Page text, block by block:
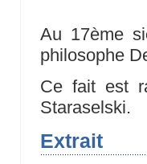
Au 17ème
philosophe
Ce fait est
Staraselski.
Extrait